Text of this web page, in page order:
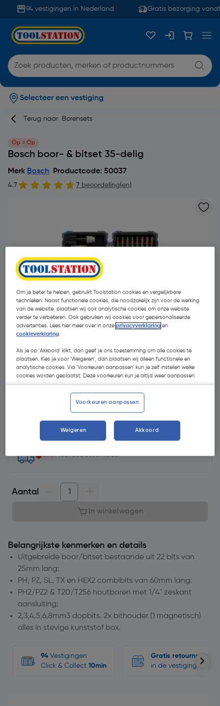
94 vestigingen in Nederland Gratis bezorging vanaf
Selecteer een vestiging
Terug naar Borensets
Op = Op
Bosch boor- & bitset 35-delig
Merk Bosch Productcode: 50037
4.7 7 beoordeling(en)
€ 16,20| Excl. btw € 13,39
Selecteer winkel - Bekijk voorraadniveaus en haal binnen 10
Selecteer vestiging
Geen voorraad beschikbaar
Aantal
In winkelwagen
Belangrijkste kenmerken en details
Uitgebreide boor/bitset bestaande uit 22 bits van
25mm lang:
PH, PZ, SL, TX en HEX2 combibits van 60mm lang:
PH2/PZ2 & T20/T256 houtboren met 1/4" zeskant
aansluiting:
2,3,4,5,6,8mm3 dopbits. 2x bithouder (1 magnetisch)
alles in stevige kunststof box.
94 Vestigingen
Click & Collect 10min
Gratis retourneren
in de vestigingen
Om je beter te helpen, gebruikt Toolstation cookies en vergelijkbare
technieken. Naast functionele cookies, die noodzakelijk zijn voor de werking
van de website, plaatsen wij ook analytische cookies om onze website
verder te verbeteren. Ook gebruiken wij cookies voor gepersonaliseerde
advertenties. Lees hier meer over in onzeprivacyverklaring en
cookieverklaring.
Als je op 'Akkoord' klikt, dan geef je ons toestemming om alle cookies te
plaatsen. Kies je voor 'Weigeren', dan plaatsen wij alleen functionele en
analytische cookies. Via 'Voorkeuren aanpassen' kun je zelf instellen welke
cookies worden geplaatst. Deze voorkeuren kun je altijd weer aanpassen.
Voorkeuren aanpassen
Weigeren Akkoord